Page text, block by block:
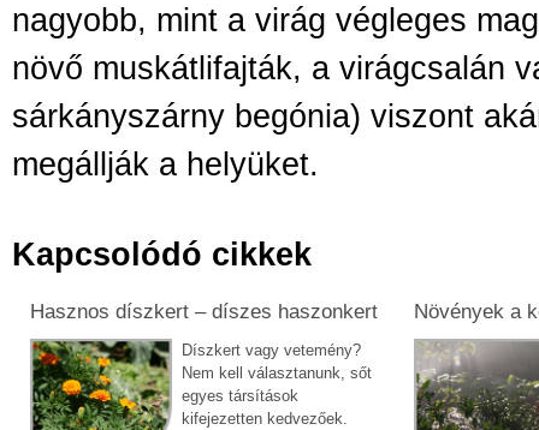
nagyobb, mint a virág végleges
növő muskátlifajták, a virágcsalán
sárkányszárny begónia) viszont
megállják a helyüket.
Kapcsolódó cikkek
Hasznos díszkert – díszes haszonkert
Díszkert vagy vetemény?
Nem kell választanunk, sőt
egyes társítások
kifejezetten kedvezőek.
Növények a